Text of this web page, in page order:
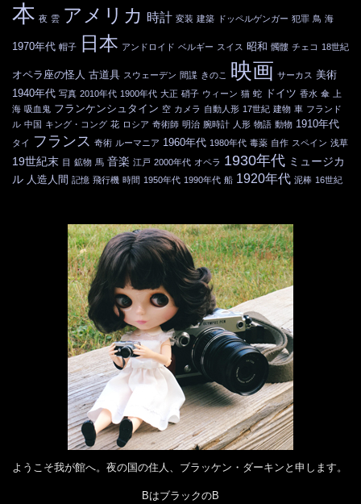
本 夜 雲 アメリカ 時計 変装 建築 ドッペルゲンガー 犯罪 鳥 海
1970年代 帽子 日本 アンドロイド ベルギー スイス 昭和 髑髏 チェコ 18世紀
オペラ座の怪人 古道具 スウェーデン 間諜 きのこ 映画 サーカス 美術
1940年代 写真 2010年代 1900年代 大正 硝子 ウィーン 猫 蛇 ドイツ 香水 傘
上
海 吸血鬼 フランケンシュタイン 空 カメラ 自動人形 17世紀 建物 車 フランド
ル 中国 キング・コング 花 ロシア 奇術師 明治 腕時計 人形 物語 動物 1910年代
タイ フランス 奇術 ルーマニア 1960年代 1980年代 毒薬 自作 スペイン 浅草
19世紀末 目 鉱物 馬 音楽 江戸 2000年代 オペラ 1930年代 ミュージカ
ル 人造人間 記憶 飛行機 時間 1950年代 1990年代 船 1920年代 泥棒 16世紀
ようこそ我が館へ。夜の国の住人、ブラッケン・ダーキンと申します。
BはブラックのB